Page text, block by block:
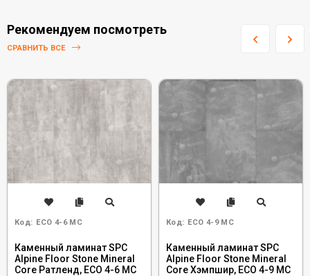
Рекомендуем посмотреть
СРАВНИТЬ ВСЕ
Код: ECO 4-6 MC
Каменный ламинат SPC
Alpine Floor Stone Mineral
Core Ратленд, ECO 4-6 MC
Код: ECO 4-9 MC
Каменный ламинат SPC
Alpine Floor Stone Mineral
Core Хэмпшир, ECO 4-9 MC